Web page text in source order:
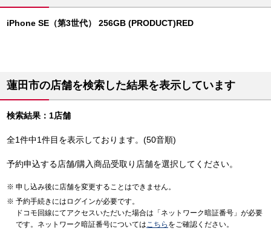
iPhone SE（第3世代） 256GB (PRODUCT)RED
蓮田市の店舗を検索した結果を表示しています
検索結果：1店舗
全1件中1件目を表示しております。(50音順)
予約申込する店舗/購入商品受取り店舗を選択してください。
申し込み後に店舗を変更することはできません。
予約手続きにはログインが必要です。
ドコモ回線にてアクセスいただいた場合は「ネットワーク暗証番号」が必要
です。ネットワーク暗証番号についてはこちら をご確認ください。